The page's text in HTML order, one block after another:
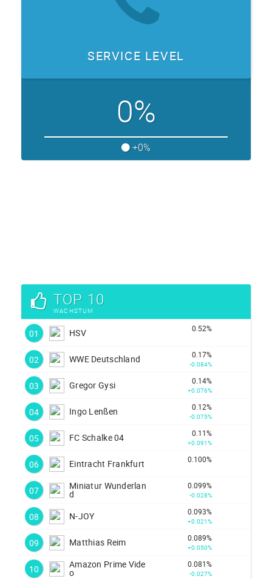
SERVICE LEVEL
0%
+0%
TOP 10
WACHSTUM
01 HSV 0.52%
02 WWE Deutschland 0.17%
-0.084%
03 Gregor Gysi 0.14%
+0.076%
04 Ingo Lenßen 0.12%
-0.075%
05 FC Schalke 04 0.11%
+0.091%
06 Eintracht Frankfurt 0.100%
07 Miniatur Wunderlan
d
0.099%
-0.028%
08 N-JOY 0.093%
+0.021%
09 Matthias Reim 0.089%
+0.050%
10 Amazon Prime Vide
o
0.081%
-0.027%